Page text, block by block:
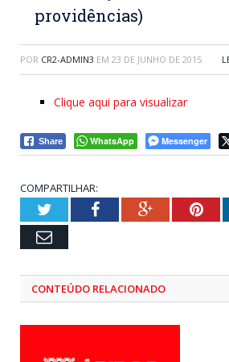
providências)
POR CR2-ADMIN3 EM 23 DE JUNHO DE 2015
Clique aqui para visualizar
Share WhatsApp Messenger
COMPARTILHAR:
TwitterFacebookGoogle+
Email
CONTEÚDO RELACIONADO